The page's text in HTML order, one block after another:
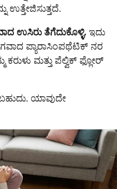
ಉಸಿರು ತೆಗೆದುಕೊಳ್ಳಿ. ಇದು
ಪ್ಯಾರಾಸಿಂಪಥೆಟಿಕ್ ನರ
ಕರುಳು ಮತ್ತು ಪೆಲ್ವಿಕ್ ಫ್ಲೋರ್
ಯಾವುದೇ